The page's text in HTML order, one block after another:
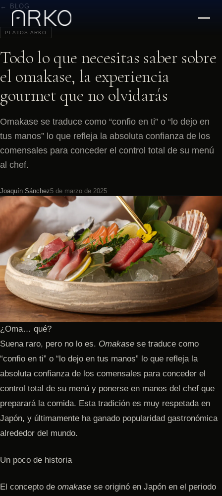
← BLOG
PLATOS ARKO
Todo lo que necesitas saber sobre
el omakase, la experiencia
gourmet que no olvidarás
Omakase se traduce como “confio en ti” o “lo dejo en
tus manos” lo que refleja la absoluta confianza de los
comensales para conceder el control total de su menú
al chef.
Joaquín Sánchez5 de marzo de 2025
¿Oma… qué?
Suena raro, pero no lo es. Omakase se traduce como
“confio en ti” o “lo dejo en tus manos” lo que refleja la
absoluta confianza de los comensales para conceder el
control total de su menú y ponerse en manos del chef que
preparará la comida. Esta tradición es muy respetada en
Japón, y últimamente ha ganado popularidad gastronómica
alrededor del mundo.
Un poco de historia
El concepto de omakase se originó en Japón en el periodo